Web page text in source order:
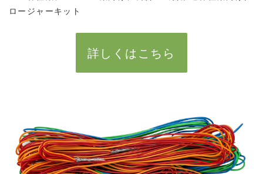
ロージャーキット
詳しくはこちら